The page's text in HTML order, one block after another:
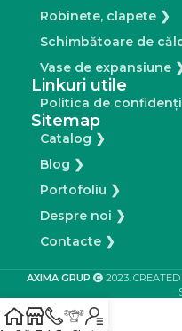
Robinete, clapete ❯
Schimbătoare de
Vase de expansiune
Linkuri utile
Politica de
Sitemap
Catalog ❯
Blog ❯
Portofoliu ❯
Despre noi ❯
Contacte ❯
AXIMA GRUP 2023. CREATED